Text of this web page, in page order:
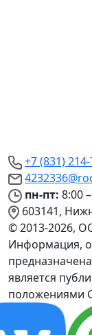
+7 (831)
пн-пт: 8:00
603141,
© 2013-2026,
Информация,
является
положениями